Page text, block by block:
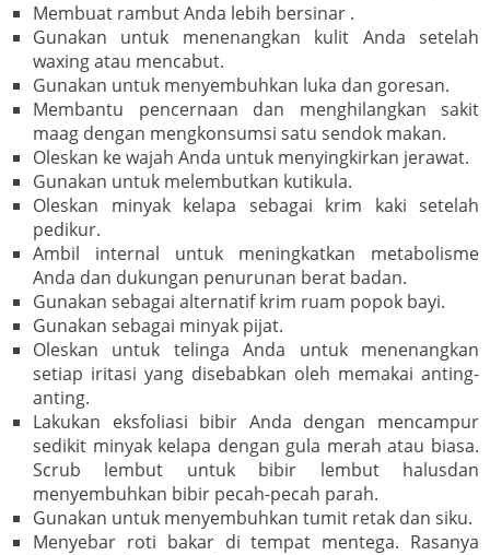
Membuat rambut Anda lebih bersinar .
Gunakan untuk menenangkan kulit Anda setelah
waxing atau mencabut.
Gunakan untuk menyembuhkan luka dan goresan.
Membantu pencernaan dan menghilangkan sakit
maag dengan mengkonsumsi satu sendok makan.
Oleskan ke wajah Anda untuk menyingkirkan jerawat.
Gunakan untuk melembutkan kutikula.
Oleskan minyak kelapa sebagai krim kaki setelah
pedikur.
Ambil internal untuk meningkatkan metabolisme
Anda dan dukungan penurunan berat badan.
Gunakan sebagai alternatif krim ruam popok bayi.
Gunakan sebagai minyak pijat.
Oleskan untuk telinga Anda untuk menenangkan
setiap iritasi yang disebabkan oleh memakai anting-
anting.
Lakukan eksfoliasi bibir Anda dengan mencampur
sedikit minyak kelapa dengan gula merah atau biasa.
Scrub lembut untuk bibir lembut halusdan
menyembuhkan bibir pecah-pecah parah.
Gunakan untuk menyembuhkan tumit retak dan siku.
Menyebar roti bakar di tempat mentega. Rasanya